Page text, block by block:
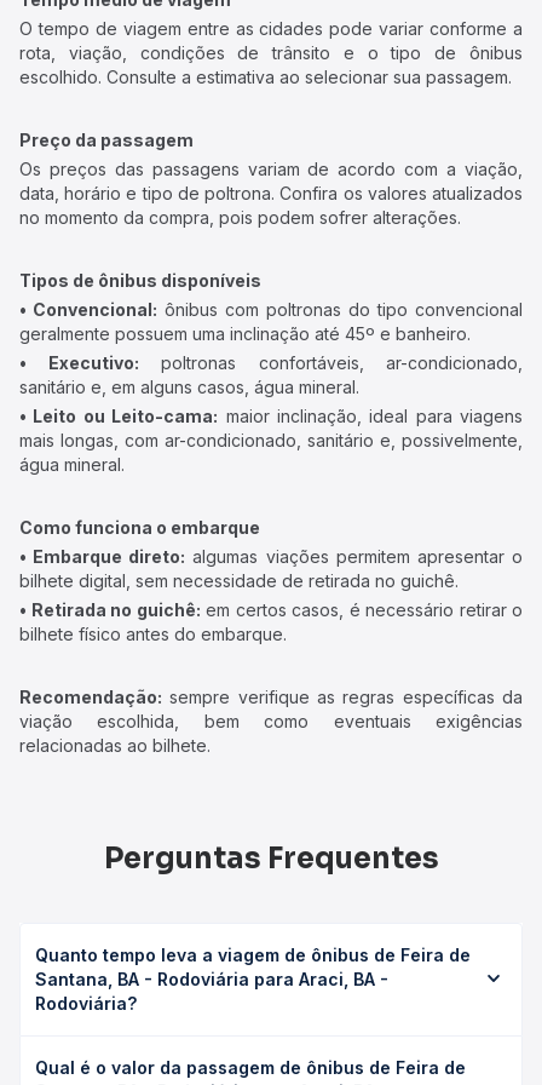
O tempo de viagem entre as cidades pode variar conforme a
rota, viação, condições de trânsito e o tipo de ônibus
escolhido. Consulte a estimativa ao selecionar sua passagem.
Preço da passagem
Os preços das passagens variam de acordo com a viação,
data, horário e tipo de poltrona. Confira os valores atualizados
no momento da compra, pois podem sofrer alterações.
Tipos de ônibus disponíveis
• Convencional: ônibus com poltronas do tipo convencional
geralmente possuem uma inclinação até 45º e banheiro.
• Executivo: poltronas confortáveis, ar-condicionado,
sanitário e, em alguns casos, água mineral.
• Leito ou Leito-cama: maior inclinação, ideal para viagens
mais longas, com ar-condicionado, sanitário e, possivelmente,
água mineral.
Como funciona o embarque
• Embarque direto: algumas viações permitem apresentar o
bilhete digital, sem necessidade de retirada no guichê.
• Retirada no guichê: em certos casos, é necessário retirar o
bilhete físico antes do embarque.
Recomendação: sempre verifique as regras específicas da
viação escolhida, bem como eventuais exigências
relacionadas ao bilhete.
Perguntas Frequentes
Quanto tempo leva a viagem de ônibus de Feira de
Santana, BA - Rodoviária para Araci, BA -
Rodoviária?
para Araci, BA - Rodoviária leva em média 2h 32min,
Qual é o valor da passagem de ônibus de Feira de